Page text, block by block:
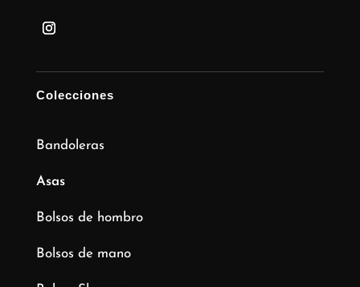
Colecciones
Bandoleras
Asas
Bolsos de hombro
Bolsos de mano